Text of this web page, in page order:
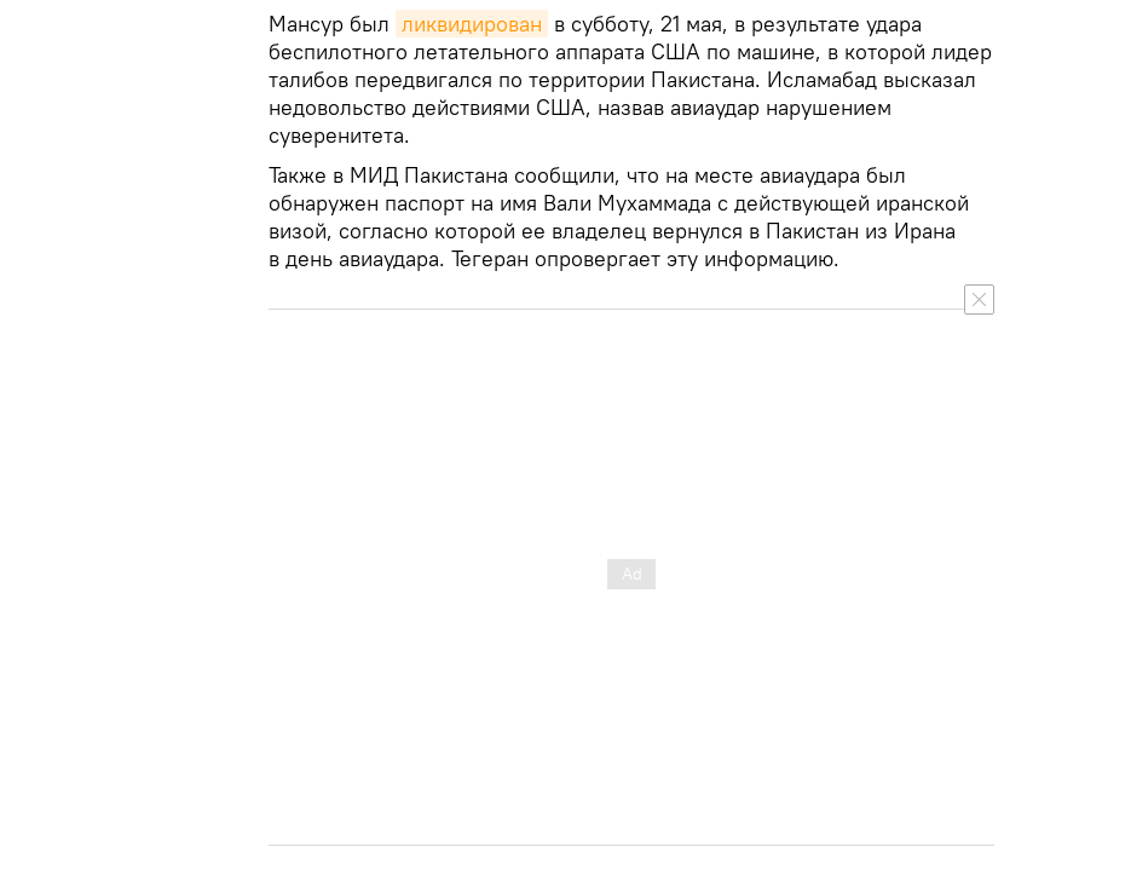
Мансур был ликвидирован в субботу, 21 мая, в результате удара
беспилотного летательного аппарата США по машине, в которой лидер
талибов передвигался по территории Пакистана. Исламабад высказал
недовольство действиями США, назвав авиаудар нарушением
суверенитета.
Также в МИД Пакистана сообщили, что на месте авиаудара был
обнаружен паспорт на имя Вали Мухаммада с действующей иранской
визой, согласно которой ее владелец вернулся в Пакистан из Ирана
в день авиаудара. Тегеран опровергает эту информацию.